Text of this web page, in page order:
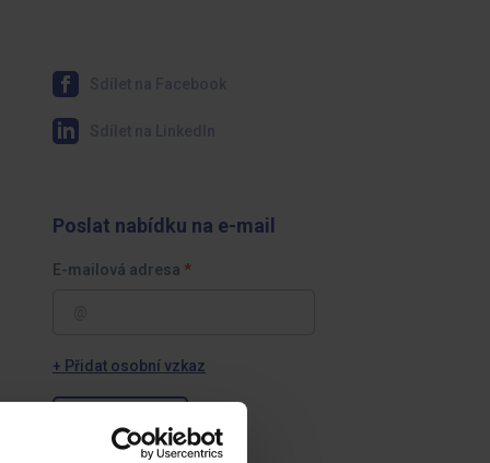
Poslat nabídku na e-mail
E-mailová adresa
+ Přidat osobní vzkaz
Odeslat